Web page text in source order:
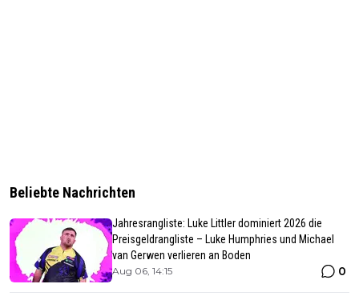
Beliebte Nachrichten
Jahresrangliste: Luke Littler dominiert 2026 die
Preisgeldrangliste – Luke Humphries und Michael
van Gerwen verlieren an Boden
Aug 06, 14:15 0